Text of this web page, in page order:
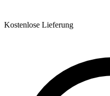
Kostenlose Lieferung